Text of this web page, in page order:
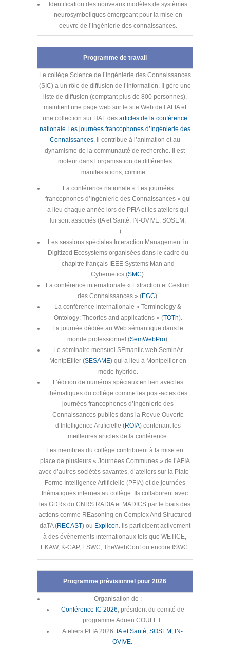
Identification des nouveaux modèles de systèmes
neurosymboliques émergeant pour la mise en
oeuvre de l’ingénierie des connaissances.
Programme de travail
Le collège Science de l’Ingénierie des Connaissances
(SIC) a un rôle de diffusion de l’information. Il gère une
liste de diffusion (comptant plus de 800 personnes),
maintient une page web sur le site Web de l’AFIA et
une collection sur HAL des articles de la conférence
nationale Les journées francophones d’Ingénierie des
Connaissances. Il contribue à l’animation et au
dynamisme de la communauté de recherche. Il est
moteur dans l’organisation de différentes
manifestations, comme :
La conférence nationale « Les journées
francophones d’Ingénierie des Connaissances » qui
a lieu chaque année lors de PFIA et les ateliers qui
lui sont associés (IA et Santé, IN-OVIVE, SOSEM,
…).
Les sessions spéciales Interaction Management in
Digitized Ecosystems organisées dans le cadre du
chapitre français IEEE Systems Man and
Cybernetics (SMC).
La conférence internationale « Extraction et Gestion
des Connaissances » (EGC).
La conférence internationale « Terminology &
Ontology: Theories and applications » (TOTh).
La journée dédiée au Web sémantique dans le
monde professionnel (SemWebPro).
Le séminaire mensuel SEmantic web SeminAr
MontpEllier (SESAME) qui a lieu à Montpellier en
mode hybride.
L’édition de numéros spéciaux en lien avec les
thématiques du collège comme les post-actes des
journées francophones d’Ingénierie des
Connaissances publiés dans la Revue Ouverte
d’Intelligence Artificielle (ROIA) contenant les
meilleures articles de la conférence.
Les membres du collège contribuent à la mise en
place de plusieurs « Journées Communes » de l’AFIA
avec d’autres sociétés savantes, d’ateliers sur la Plate-
Forme Intelligence Artificielle (PFIA) et de journées
thématiques internes au collège. Ils collaborent avec
les GDRs du CNRS RADIA et MADICS par le biais des
actions comme REasoning on Complex And Structured
daTA (RECAST) ou Explicon . Ils participent activement
à des événements internationaux tels que WETICE,
EKAW, K-CAP, ESWC, TheWebConf ou encore ISWC.
Programme prévisionnel pour 2026
Organisation de :
Conférence IC 2026 , président du comité de
programme Adrien COULET.
Ateliers PFIA 2026: IA et Santé ,SOSEM IN-
OVIVE.